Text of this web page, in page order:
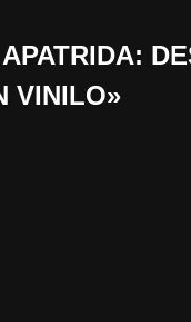
VINILO»